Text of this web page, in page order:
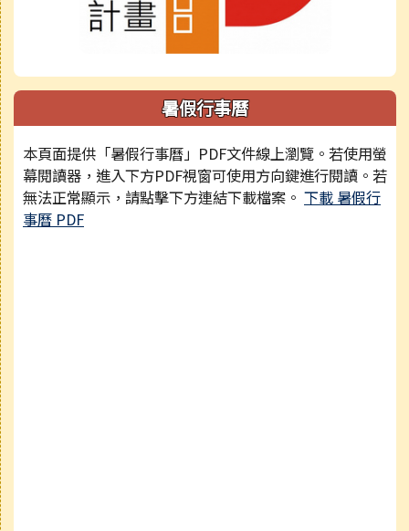
暑假行事曆
本頁面提供「暑假行事曆」PDF文件線上瀏覽。若使用螢
幕閱讀器，進入下方PDF視窗可使用方向鍵進行閱讀。若
無法正常顯示，請點擊下方連結下載檔案。 下載 暑假行
事曆 PDF